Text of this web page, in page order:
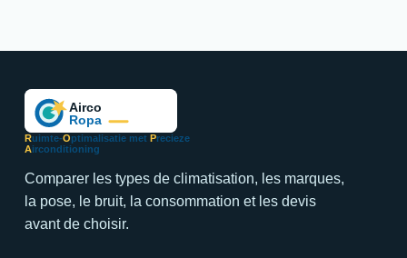
Ruimte-Optimalisatie met Precieze
Airconditioning
Comparer les types de climatisation, les marques,
la pose, le bruit, la consommation et les devis
avant de choisir.